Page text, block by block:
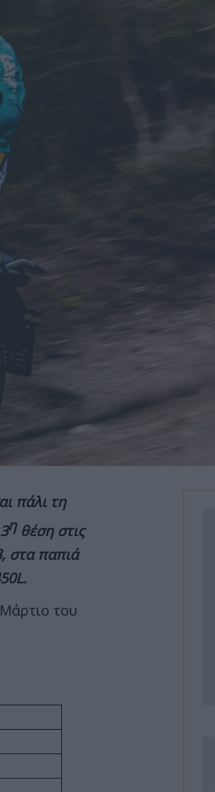
πάλι τη
ηθέση στις
στα παπιά
του